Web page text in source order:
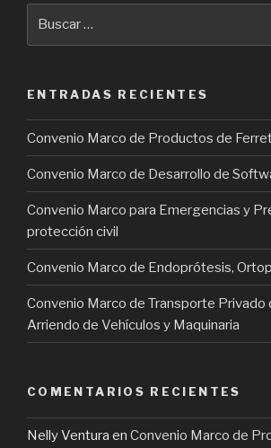
ENTRADAS RECIENTES
Convenio Marco de Productos de
Convenio Marco de Desarrollo de
Convenio Marco para Emergencias y
protección civil
Convenio Marco de Endoprótesis,
Convenio Marco de Transporte Privado
Arriendo de Vehículos y Maquinaria
COMENTARIOS RECIENTES
Nelly Ventura en Convenio Marco de